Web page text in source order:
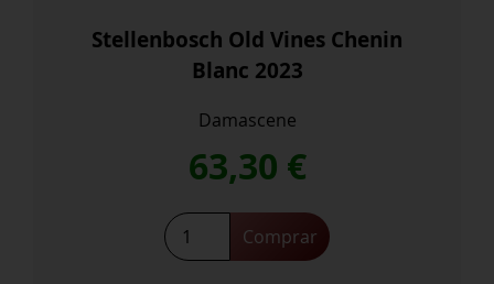
Stellenbosch Old Vines Chenin
Blanc 2023
Damascene
63,30 €
Stellenbosch
Old
Comprar